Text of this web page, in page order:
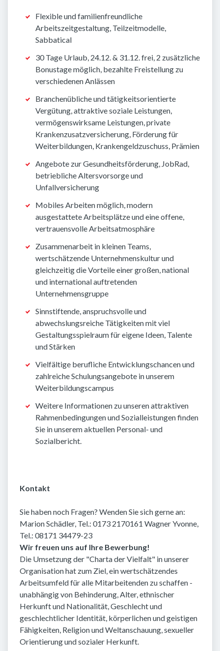
Flexible und familienfreundliche
Arbeitszeitgestaltung, Teilzeitmodelle,
Sabbatical
30 Tage Urlaub, 24.12. & 31.12. frei, 2 zusätzliche
Bonustage möglich, bezahlte Freistellung zu
verschiedenen Anlässen
Branchenübliche und tätigkeitsorientierte
Vergütung, attraktive soziale Leistungen,
vermögenswirksame Leistungen, private
Krankenzusatzversicherung, Förderung für
Weiterbildungen, Krankengeldzuschuss, Prämien
Angebote zur Gesundheitsförderung, JobRad,
betriebliche Altersvorsorge und
Unfallversicherung
Mobiles Arbeiten möglich, modern
ausgestattete Arbeitsplätze und eine offene,
vertrauensvolle Arbeitsatmosphäre
Zusammenarbeit in kleinen Teams,
wertschätzende Unternehmenskultur und
gleichzeitig die Vorteile einer großen, national
und international auftretenden
Unternehmensgruppe
Sinnstiftende, anspruchsvolle und
abwechslungsreiche Tätigkeiten mit viel
Gestaltungsspielraum für eigene Ideen, Talente
und Stärken
Vielfältige berufliche Entwicklungschancen und
zahlreiche Schulungsangebote in unserem
Weiterbildungscampus
Weitere Informationen zu unseren attraktiven
Rahmenbedingungen und Sozialleistungen finden
Sie in unserem aktuellen Personal- und
Sozialbericht.
Kontakt
Sie haben noch Fragen? Wenden Sie sich gerne an:
Marion Schädler, Tel.: 0173 2170161 Wagner Yvonne,
Tel.: 08171 34479-23
Wir freuen uns auf Ihre Bewerbung!
Die Umsetzung der "Charta der Vielfalt" in unserer
Organisation hat zum Ziel, ein wertschätzendes
Arbeitsumfeld für alle Mitarbeitenden zu schaffen -
unabhängig von Behinderung, Alter, ethnischer
Herkunft und Nationalität, Geschlecht und
geschlechtlicher Identität, körperlichen und geistigen
Fähigkeiten, Religion und Weltanschauung, sexueller
Orientierung und sozialer Herkunft.